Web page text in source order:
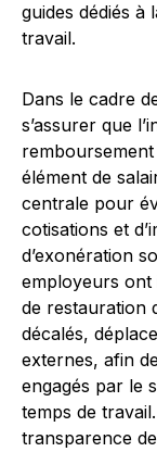
guides dédiés à
travail.
Dans le cadre
s’assurer que
élément de
centrale pour
cotisations et
d’exonération
employeurs ont
de restauration
décalés,
externes, afin
engagés par le
temps de
transparence